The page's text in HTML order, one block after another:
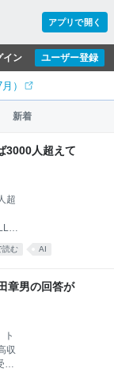
アプリで開く
ユーザー登録
イン
）
新着
3000人超えて
超
と
30
ゃ
し
読む AI
章男の回答が
ト
収
け